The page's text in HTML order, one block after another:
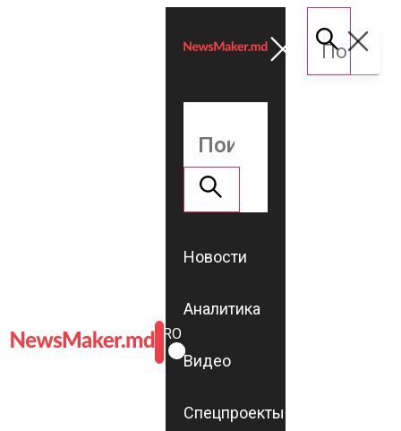
ROMÂNĂ
RU
Новости
Аналитика
Видео
Спецпроекты